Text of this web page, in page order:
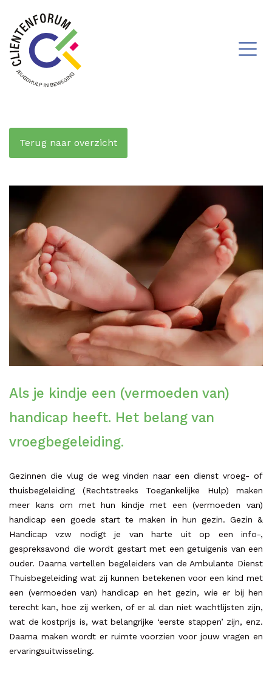
Terug naar overzicht
Als je kindje een (vermoeden van)
handicap heeft. Het belang van
vroegbegeleiding.
Gezinnen die vlug de weg vinden naar een dienst vroeg- of
thuisbegeleiding (Rechtstreeks Toegankelijke Hulp) maken
meer kans om met hun kindje met een (vermoeden van)
handicap een goede start te maken in hun gezin. Gezin &
Handicap vzw nodigt je van harte uit op een info-,
gespreksavond die wordt gestart met een getuigenis van een
ouder. Daarna vertellen begeleiders van de Ambulante Dienst
Thuisbegeleiding wat zij kunnen betekenen voor een kind met
een (vermoeden van) handicap en het gezin, wie er bij hen
terecht kan, hoe zij werken, of er al dan niet wachtlijsten zijn,
wat de kostprijs is, wat belangrijke ‘eerste stappen’ zijn, enz.
Daarna maken wordt er ruimte voorzien voor jouw vragen en
ervaringsuitwisseling.